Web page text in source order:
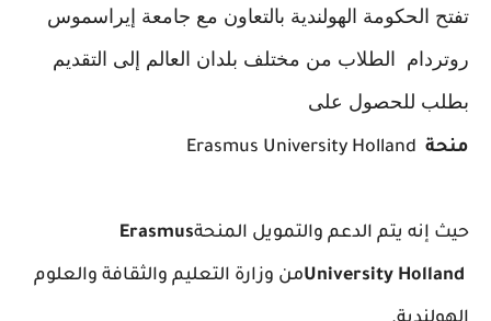
تفتح الحكومة الهولندية بالتعاون مع جامعة إيراسموس
روتردام الطلاب من مختلف بلدان العالم إلى التقديم
بطلب للحصول على
منحة Erasmus University Holland
حيث إنه يتم الدعم والتمويل المنحةErasmus
University Hollandمن وزارة التعليم والثقافة والعلوم